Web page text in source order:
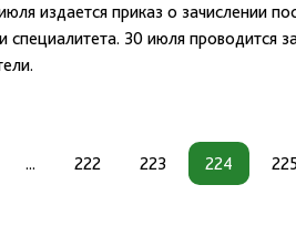
издается приказ о зачислении
специалитета. 30 июля проводится
... 222 223 224 225